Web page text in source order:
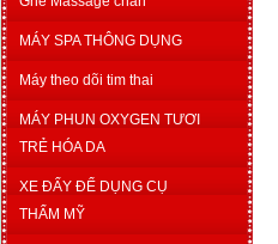
MÁY SPA THÔNG DỤNG
Máy theo dõi tim thai
MÁY PHUN OXYGEN TƯƠI
TRẺ HÓA DA
XE ĐẨY ĐỂ DỤNG CỤ
THẨM MỸ